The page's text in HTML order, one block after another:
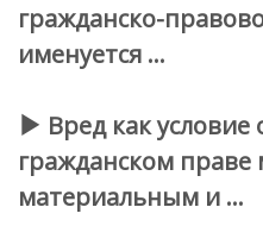
гражданско-
именуется …
Вред как условие
гражданском
материальным и …